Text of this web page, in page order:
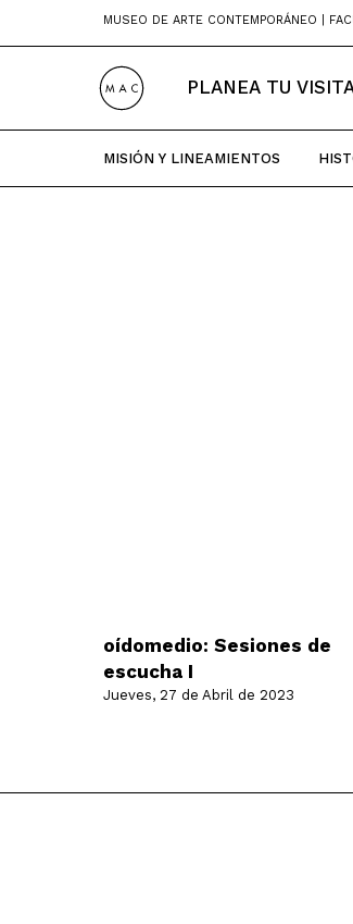
MUSEO DE ARTE CONTEMPORÁNEO |
PLANEA TU
MISIÓN Y LINEAMIENTOS
oídomedio: Sesiones de
escucha I
Jueves, 27 de Abril de 2023